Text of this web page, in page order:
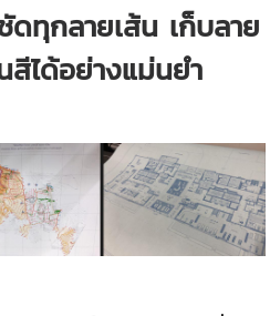
ดทุกลายเส้น เก็บลาย
สีได้อย่างแม่นยำ